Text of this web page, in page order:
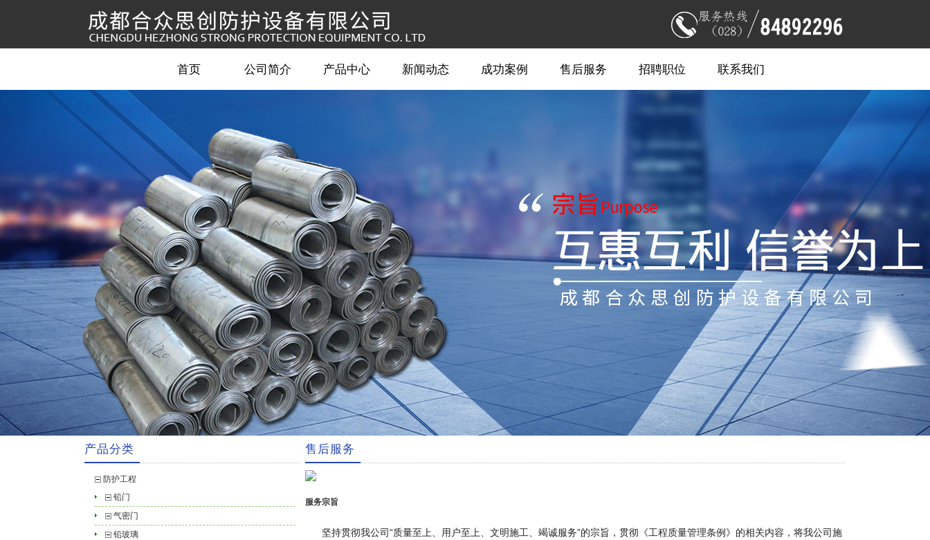
首页 公司简介 产品中心 新闻动态 成功案例 售后服务 招聘职位 联系我们
产品分类
防护工程
铅门
气密门
铅玻璃
售后服务
服务宗旨
坚持贯彻我公司“质量至上、用户至上、文明施工、竭诚服务”的宗旨，贯彻《工程质量管理条例》的相关内容，将我公司施